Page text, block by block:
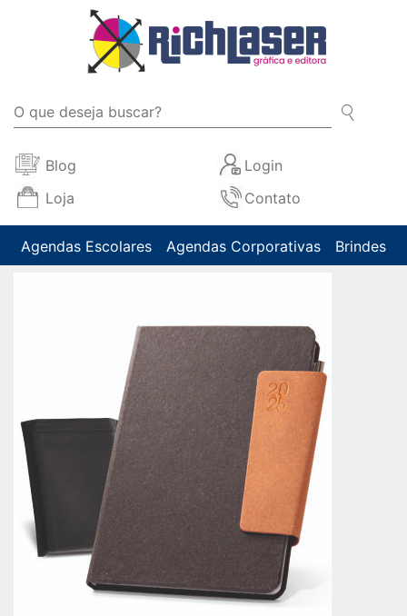
Blog
Login
Loja
Contato
Agendas Escolares Agendas Corporativas Brindes